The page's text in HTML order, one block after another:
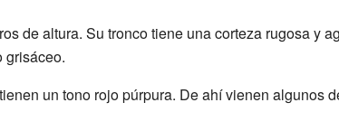
de altura. Su tronco tiene una corteza rugosa y
grisáceo.
un tono rojo púrpura. De ahí vienen algunos